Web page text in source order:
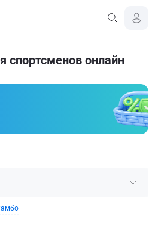
спортсменов онлайн